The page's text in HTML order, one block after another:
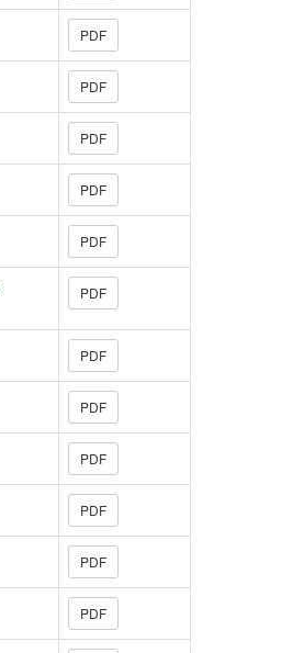
PDF
PDF
PDF
PDF
PDF
PDF
PDF
PDF
PDF
PDF
PDF
PDF